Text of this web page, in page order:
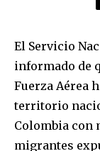
El Servicio
informado de
Fuerza Aérea
territorio
Colombia con
migrantes